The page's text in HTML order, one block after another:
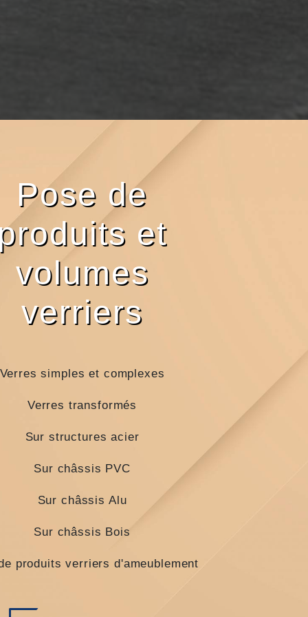
Pose de
et
volumes
verriers
Verres simples et complexes
Verres transformés
Sur structures acier
Sur châssis PVC
Sur châssis Alu
Sur châssis Bois
produits verriers d'ameublement